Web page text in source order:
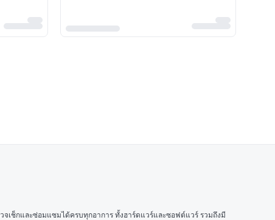
เช็กและซ่อมแซมได้ครบทุกอาการ ทั้งฮาร์ดแวร์และซอฟต์แวร์ รวมถึงมี